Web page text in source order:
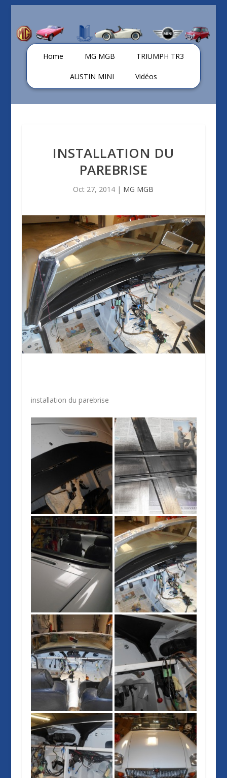
Home MG MGB TRIUMPH TR3
AUSTIN MINI Vidéos
INSTALLATION DU
PAREBRISE
Oct 27, 2014 | MG MGB
installation du parebrise